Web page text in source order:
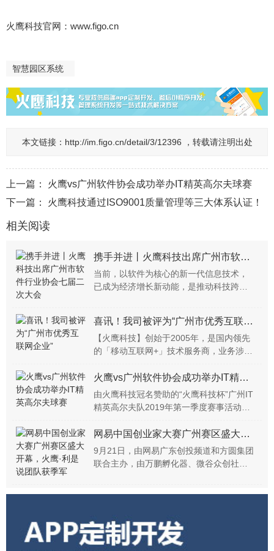
火鹰科技官网： www.figo.cn
智慧园区系统
本文链接： http://im.figo.cn/detail/3/12396 ，转载请注明出处
上一篇： 火鹰vs广州软件协会成功举办IT精英高尔夫球赛
下一篇： 火鹰科技通过ISO9001质量管理等三大体系认证！
相关阅读
携手并进丨火鹰科技出席广州市软件行业协会七届二次大会
当前，以软件为核心的新一代信息技术，
已成为经济增长新动能，是推动科技跨越
在这一背景下，为总结汇报协会2022年各
项工作，讨论2023年工...
喜讯！我司被评为“广州市优秀互联网企业”
【火鹰科技】创始于2005年，是国内领先
的「移动互联网+」技术服务商，业务涉及
发、微信小程序开发、RPA顾问实施、产品
孵化等领域。
火鹰vs广州软件协会成功举办IT精英高尔夫球赛
由火鹰科技冠名赞助的“火鹰科技杯”广州IT
精英高尔夫队2019年第一季度赛事活动在
荣誉会长许杰、秘书长张建军、知名高尔
夫题材作家林健锋还有众多IT界大咖参加了
本次球赛活动。
网易中国创业家大赛广州赛区盛大开幕，火鹰·利是说团队获季军
9月21日，由网易广东创投频道和方圆集团
联合主办，由万鹏孵化器、微谷众创社区
大会致辞。